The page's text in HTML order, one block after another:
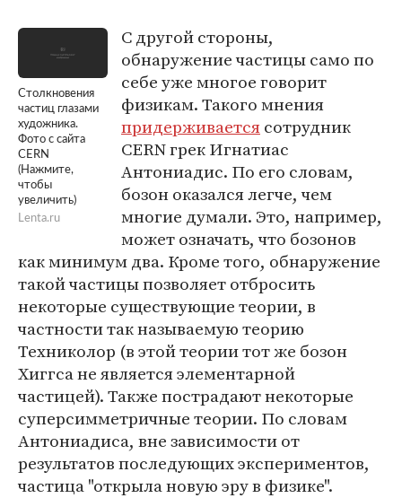
Столкновения
частиц глазами
художника.
Фото с сайта
CERN
(Нажмите,
чтобы
увеличить)
Lenta.ru
С другой стороны,
обнаружение частицы само по
себе уже многое говорит
физикам. Такого мнения
придерживаетсясотрудник
CERN грек Игнатиас
Антониадис. По его словам,
бозон оказался легче, чем
многие думали. Это, например,
может означать, что бозонов
как минимум два. Кроме того, обнаружение
такой частицы позволяет отбросить
некоторые существующие теории, в
частности так называемую теорию
Техниколор (в этой теории тот же бозон
Хиггса не является элементарной
частицей). Также пострадают некоторые
суперсимметричные теории. По словам
Антониадиса, вне зависимости от
результатов последующих экспериментов,
частица "открыла новую эру в физике".